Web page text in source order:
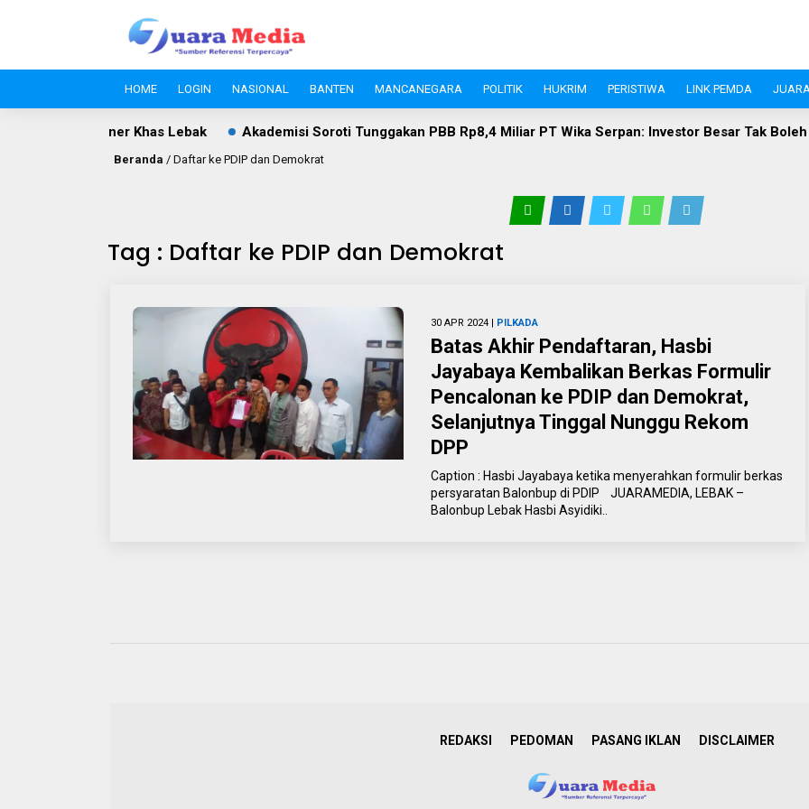
HOME LOGIN NASIONAL BANTEN MANCANEGARA POLITIK HUKRIM PERISTIWA LINK PEMDA
dan Kuliner Khas Lebak Akademisi Soroti Tunggakan PBB Rp8,4 Miliar PT Wika Serpan: Investor Besar Tak Boleh
Beranda / Daftar ke PDIP dan Demokrat
Tag : Daftar ke PDIP dan Demokrat
30 APR 2024 | PILKADA
Batas Akhir Pendaftaran, Hasbi
Jayabaya Kembalikan Berkas Formulir
Pencalonan ke PDIP dan Demokrat,
Selanjutnya Tinggal Nunggu Rekom
DPP
Caption : Hasbi Jayabaya ketika menyerahkan formulir berkas
persyaratan Balonbup di PDIP JUARAMEDIA, LEBAK –
Balonbup Lebak Hasbi Asyidiki..
REDAKSI PEDOMAN PASANG IKLAN DISCLAIMER